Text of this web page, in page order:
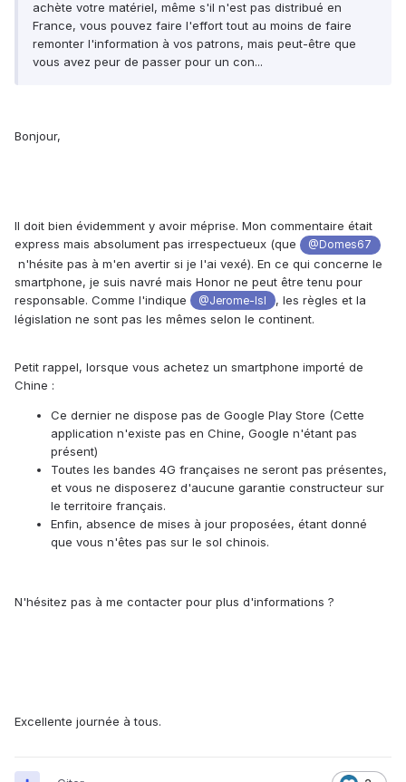
achète votre matériel, même s'il n'est pas distribué en
France, vous pouvez faire l'effort tout au moins de faire
remonter l'information à vos patrons, mais peut-être que
vous avez peur de passer pour un con...
Bonjour,
Il doit bien évidemment y avoir méprise. Mon commentaire était
express mais absolument pas irrespectueux (que
@Domes67
n'hésite pas à m'en avertir si je l'ai vexé). En ce qui concerne le
smartphone, je suis navré mais Honor ne peut être tenu pour
responsable. Comme l'indique
@Jerome-lsl
, les règles et la
législation ne sont pas les mêmes selon le continent.
Petit rappel, lorsque vous achetez un smartphone importé de
Chine :
Ce dernier ne dispose pas de Google Play Store (Cette
application n'existe pas en Chine, Google n'étant pas
présent)
Toutes les bandes 4G françaises ne seront pas présentes,
et vous ne disposerez d'aucune garantie constructeur sur
le territoire français.
Enfin, absence de mises à jour proposées, étant donné
que vous n'êtes pas sur le sol chinois.
N'hésitez pas à me contacter pour plus d'informations ?
Excellente journée à tous.